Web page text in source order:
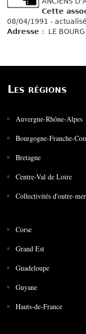
Cette
08/04/1991 -
Adresse : LE
Les régions
Auvergne-Rhône-Alpes
Bourgogne-Franche-
Bretagne
Centre-Val de Loire
Collectivités d'outre-mer
Corse
Grand Est
Guadeloupe
Guyane
Hauts-de-France